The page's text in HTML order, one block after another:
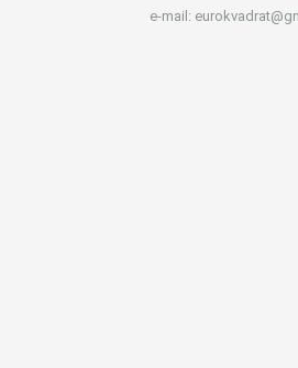
e-mail: